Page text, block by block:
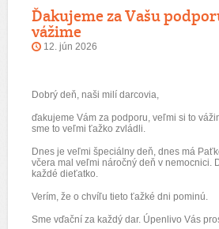
Ďakujeme za Vašu
vážime
12. jún 2026
Dobrý deň, naši milí darcovia,
ďakujeme Vám za podporu, veľmi si to
sme to veľmi ťažko zvládli.
Dnes je veľmi špeciálny deň, dnes má
včera mal veľmi náročný deň v nemocnici.
každé dieťatko.
Verím, že o chvíľu tieto ťažké dni pominú.
Sme vďační za každý dar. Úpenlivo Vás